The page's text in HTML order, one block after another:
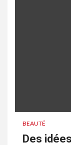
BEAUTÉ
Des